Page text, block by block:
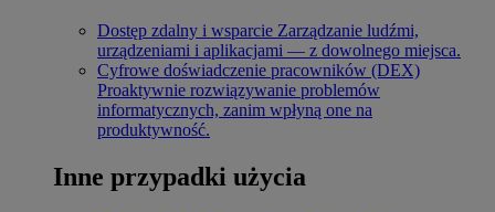
Dostęp zdalny i wsparcie Zarządzanie ludźmi,
urządzeniami i aplikacjami — z dowolnego miejsca.
Cyfrowe doświadczenie pracowników (DEX)
Proaktywnie rozwiązywanie problemów
informatycznych, zanim wpłyną one na
produktywność.
Inne przypadki użycia